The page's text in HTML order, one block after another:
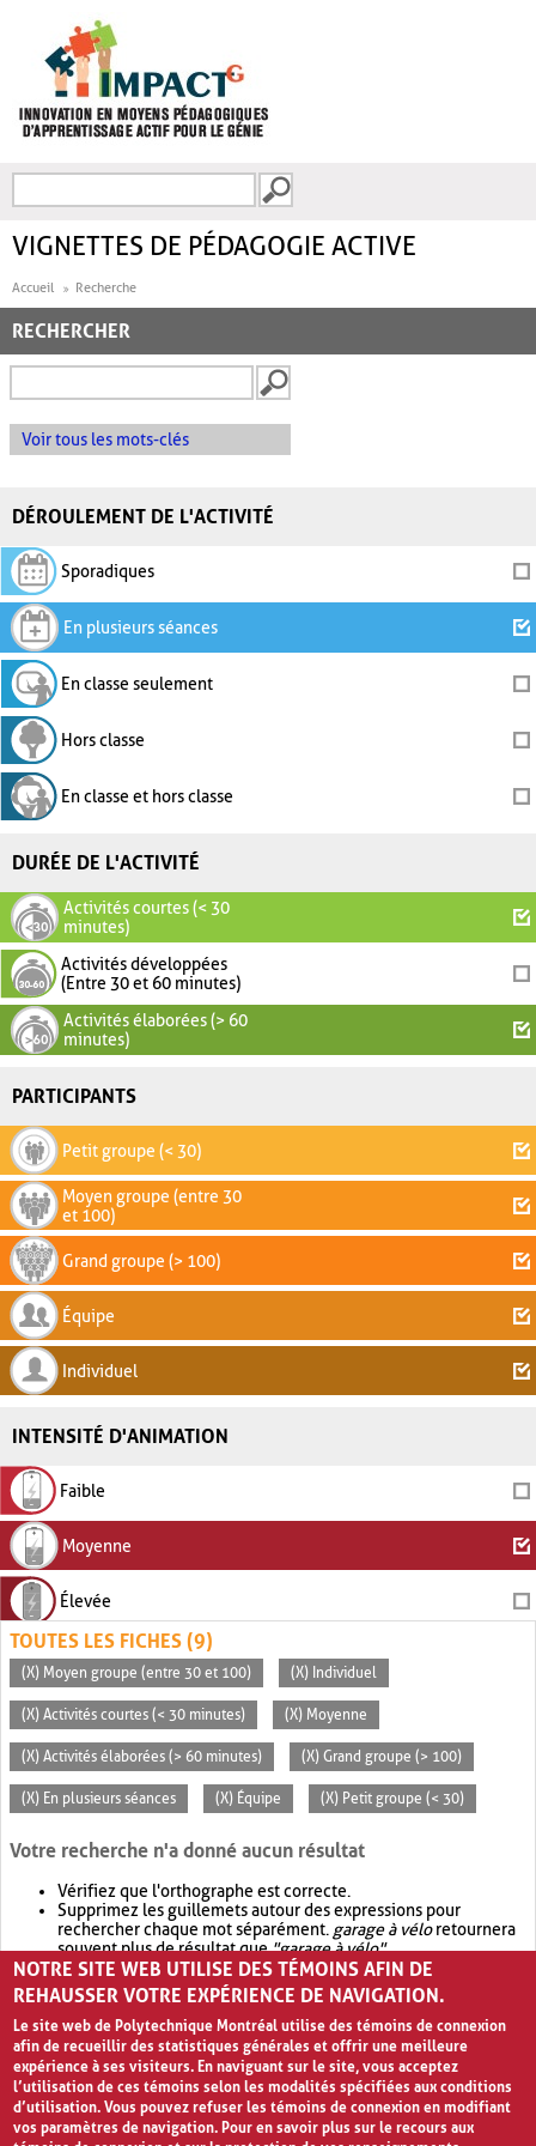
FORMULAIRE DE
VIGNETTES DE PÉDAGOGIE ACTIVE
Accueil Recherche
RECHERCHER
Voir tous les mots-clés
DÉROULEMENT DE L'ACTIVITÉ
Sporadiques
En plusieurs séances
En classe seulement
Hors classe
En classe et hors classe
DURÉE DE L'ACTIVITÉ
Activités courtes (< 30
minutes)
Activités développées
(Entre 30 et 60 minutes)
Activités élaborées (> 60
minutes)
PARTICIPANTS
Petit groupe (< 30)
Moyen groupe (entre 30
et 100)
Grand groupe (> 100)
Équipe
Individuel
INTENSITÉ D'ANIMATION
Faible
Moyenne
Élevée
TOUTES LES FICHES (9)
(X) Moyen groupe (entre 30 et 100) (X) Individuel
(X) Activités courtes (< 30 minutes) (X) Moyenne
(X) Activités élaborées (> 60 minutes) (X) Grand groupe (> 100)
(X) En plusieurs séances (X) Équipe (X) Petit groupe (< 30)
Votre recherche n'a donné aucun résultat
Vérifiez que l'orthographe est correcte.
Supprimez les guillemets autour des expressions pour
rechercher chaque mot séparément. garage à véloretournera
souvent plus de résultat que"garage à vélo".
Envisagez d'élargir votre recherche avec OR.garage OR vélo
retournera souvent plus de résultat quegarage à vélo
NOTRE SITE WEB UTILISE DES TÉMOINS AFIN DE
REHAUSSER VOTRE EXPÉRIENCE DE NAVIGATION.
Le site web de Polytechnique Montréal utilise des témoins de connexion
afin de recueillir des statistiques générales et offrir une meilleure
expérience à ses visiteurs. En naviguant sur le site, vous acceptez
l’utilisation de ces témoins selon les modalités spécifiées aux conditions
d’utilisation. Vous pouvez refuser les témoins de connexion en modifiant
vos paramètres de navigation. Pour en savoir plus sur le recours aux